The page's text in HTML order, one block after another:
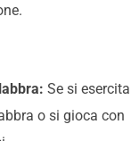
Se si esercita
o si gioca con